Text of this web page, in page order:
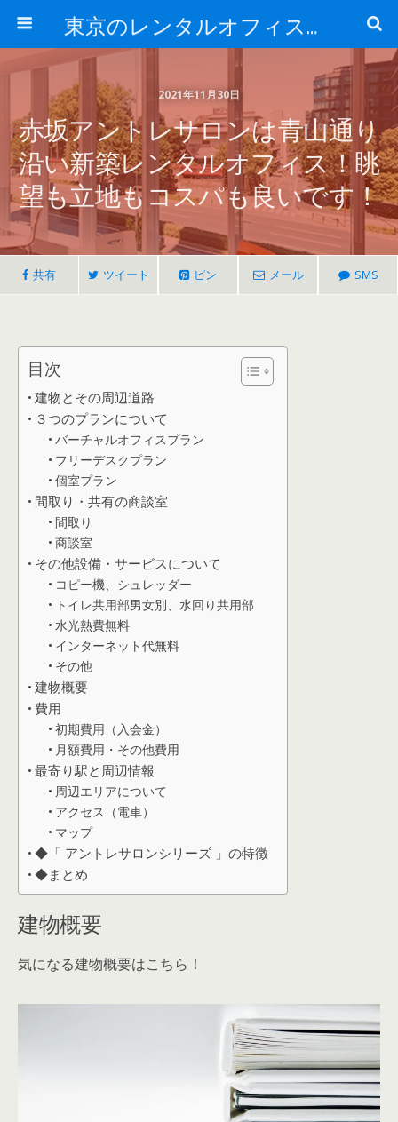
東京のレンタルオフィス、サービスオフィスの現地取材記事ブログ-ROjournal
2021年11月30日
赤坂アントレサロンは青山通り
沿い新築レンタルオフィス！眺
望も立地もコスパも良いです！
共有 ツイート ピン メール SMS
目次
建物とその周辺道路
３つのプランについて
バーチャルオフィスプラン
フリーデスクプラン
個室プラン
間取り・共有の商談室
間取り
商談室
その他設備・サービスについて
コピー機、シュレッダー
トイレ共用部男女別、水回り共用部
水光熱費無料
インターネット代無料
その他
建物概要
費用
初期費用（入会金）
月額費用・その他費用
最寄り駅と周辺情報
周辺エリアについて
アクセス（電車）
マップ
◆「 アントレサロンシリーズ 」の特徴
◆まとめ
建物概要
気になる建物概要はこちら！